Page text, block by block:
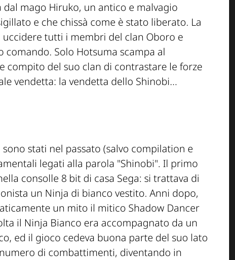
mago Hiruko, un antico e malvagio
e che chissà come è stato liberato. La
tutti i membri del clan Oboro e
Solo Hotsuma scampa al
compito del suo clan di contrastare le forze
vendetta: la vendetta dello Shinobi...
stati nel passato (salvo compilation e
legati alla parola "Shinobi". Il primo
consolle 8 bit di casa Sega: si trattava di
un Ninja di bianco vestito. Anni dopo,
un mito il mitico Shadow Dancer
il Ninja Bianco era accompagnato da un
ed il gioco cedeva buona parte del suo lato
di combattimenti, diventando in